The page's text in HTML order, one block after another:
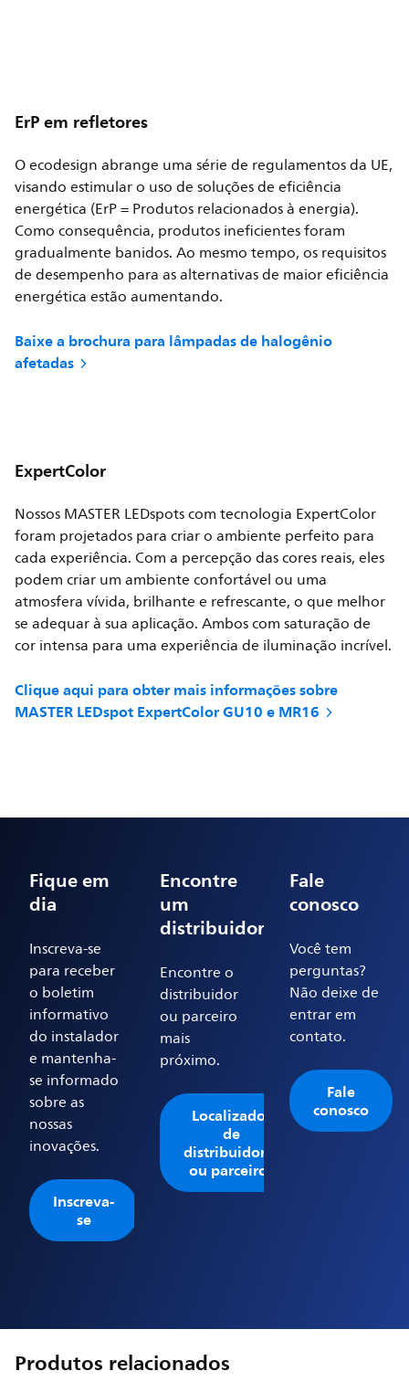
ErP em refletores
O ecodesign abrange uma série de regulamentos da UE,
visando estimular o uso de soluções de eficiência
energética (ErP = Produtos relacionados à energia).
Como consequência, produtos ineficientes foram
gradualmente banidos. Ao mesmo tempo, os requisitos
de desempenho para as alternativas de maior eficiência
energética estão aumentando.
Baixe a brochura para lâmpadas de halogênio
afetadas
ExpertColor
Nossos MASTER LEDspots com tecnologia ExpertColor
foram projetados para criar o ambiente perfeito para
cada experiência. Com a percepção das cores reais, eles
podem criar um ambiente confortável ou uma
atmosfera vívida, brilhante e refrescante, o que melhor
se adequar à sua aplicação. Ambos com saturação de
cor intensa para uma experiência de iluminação incrível.
Clique aqui para obter mais informações sobre
MASTER LEDspot ExpertColor GU10 e MR16
Fique em
dia
Inscreva-se
para receber
o boletim
informativo
do instalador
e mantenha-
se informado
sobre as
nossas
inovações.
Inscreva-
se
Encontre
um
distribuidor
Encontre o
distribuidor
ou parceiro
mais
próximo.
Localizador
de
distribuidores
ou parceiros
Fale
conosco
Você tem
perguntas?
Não deixe de
entrar em
contato.
Fale
conosco
Produtos relacionados